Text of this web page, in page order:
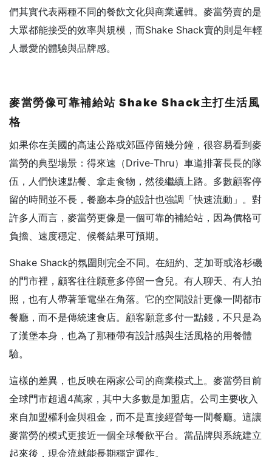
們其實代表兩種不同的餐飲文化與商業邏輯。麥當勞賣的是
大眾都能接受的效率與規模，而Shake Shack賣的則是年輕
人最愛的體驗與品牌感。
麥當勞像可靠補給站 Shake Shack主打生活風
格
如果你在美國的高速公路或郊區停留幾分鐘，很容易看到麥
當勞的典型場景：得來速（Drive‑Thru）車道排著長長的隊
伍，人們快速點餐、拿走食物，然後繼續上路。多數顧客停
留的時間並不長，餐廳本身的設計也強調「快速流動」。對
許多人而言，麥當勞更像是一個可靠的補給站，因為價格可
負擔、速度穩定、候餐結果可預期。
Shake Shack的氛圍則完全不同。在紐約、芝加哥或洛杉磯
的門市裡，顧客往往願意多停留一會兒。有人聊天、有人拍
照，也有人帶著筆電坐在角落。它的空間設計更像一間都市
餐廳，而不是傳統速食店。顧客願意多付一點錢，不只是為
了漢堡本身，也為了那種帶有設計感與生活風格的用餐體
驗。
這樣的差異，也反映在兩家公司的商業模式上。麥當勞目前
全球門市超過4萬家，其中大多數是加盟店。公司主要收入
來自加盟權利金與租金，而不是直接經營每一間餐廳。這讓
麥當勞的模式更接近一個全球餐飲平台。當品牌與系統建立
起來後，現金流就能長期穩定運作。